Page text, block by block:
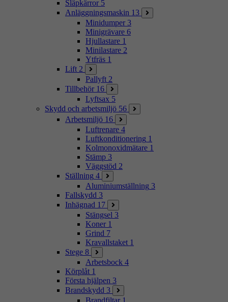
Släpkärror 5
Anläggningsmaskin 13
Minidumper 3
Minigrävare 6
Hjullastare 1
Minilastare 2
Ytfräs 1
Lift 2
Pallyft 2
Tillbehör 16
Lyftsax 5
Skydd och arbetsmiljö 56
Arbetsmiljö 16
Luftrenare 4
Luftkonditionering 1
Kolmonoxidmätare 1
Stämp 3
Väggstöd 2
Ställning 4
Aluminiumställning 3
Fallskydd 3
Inhägnad 17
Stängsel 3
Koner 1
Grind 7
Kravallstaket 1
Stege 8
Arbetsbock 4
Körplåt 1
Första hjälpen 3
Brandskydd 3
Brandfiltar 1